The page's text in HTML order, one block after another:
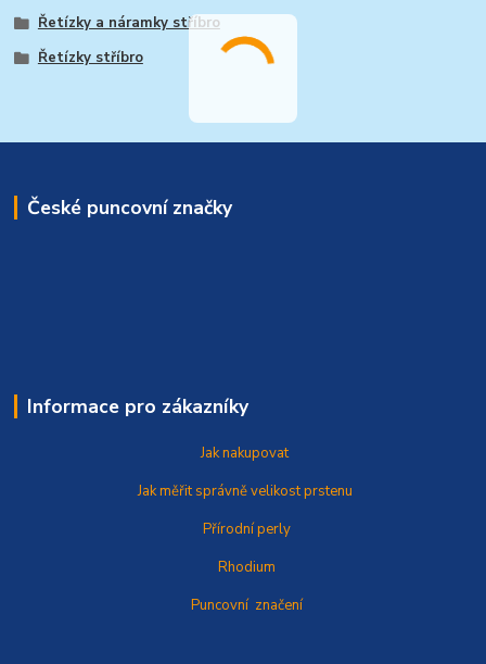
Řetízky a náramky stříbro
Řetízky stříbro
České puncovní značky
Informace pro zákazníky
Jak nakupovat
Jak měřit správněvelikost prstenu
Přírodní perly
Rhodium
Puncovní značení